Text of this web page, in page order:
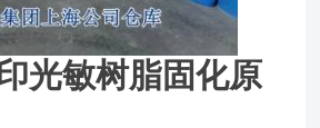
光敏树脂固化原